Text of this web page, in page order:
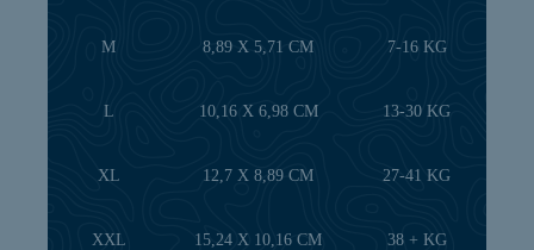
M 8,89 X 5,71 CM 7-16 KG
L 10,16 X 6,98 CM 13-30 KG
XL 12,7 X 8,89 CM 27-41 KG
XXL 15,24 X 10,16 CM 38 + KG